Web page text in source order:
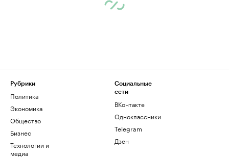
Рубрики
Политика
Экономика
Общество
Бизнес
Технологии и
медиа
Социальные
сети
ВКонтакте
Одноклассники
Telegram
Дзен